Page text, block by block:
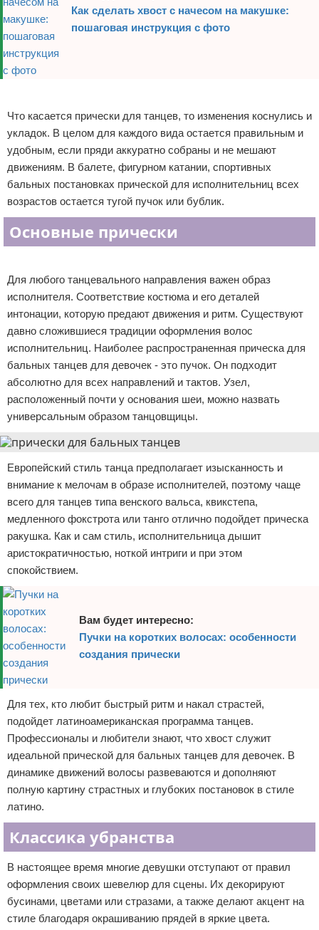
Как сделать хвост с начесом на макушке:
пошаговая инструкция с фото
Что касается прически для танцев, то изменения коснулись и
укладок. В целом для каждого вида остается правильным и
удобным, если пряди аккуратно собраны и не мешают
движениям. В балете, фигурном катании, спортивных
бальных постановках прической для исполнительниц всех
возрастов остается тугой пучок или бублик.
Основные прически
Для любого танцевального направления важен образ
исполнителя. Соответствие костюма и его деталей
интонации, которую предают движения и ритм. Существуют
давно сложившиеся традиции оформления волос
исполнительниц. Наиболее распространенная прическа для
бальных танцев для девочек - это пучок. Он подходит
абсолютно для всех направлений и тактов. Узел,
расположенный почти у основания шеи, можно назвать
универсальным образом танцовщицы.
Европейский стиль танца предполагает изысканность и
внимание к мелочам в образе исполнителей, поэтому чаще
всего для танцев типа венского вальса, квикстепа,
медленного фокстрота или танго отлично подойдет прическа
ракушка. Как и сам стиль, исполнительница дышит
аристократичностью, ноткой интриги и при этом
спокойствием.
Вам будет интересно:
Пучки на коротких волосах: особенности
создания прически
Для тех, кто любит быстрый ритм и накал страстей,
подойдет латиноамериканская программа танцев.
Профессионалы и любители знают, что хвост служит
идеальной прической для бальных танцев для девочек. В
динамике движений волосы развеваются и дополняют
полную картину страстных и глубоких постановок в стиле
латино.
Классика убранства
В настоящее время многие девушки отступают от правил
оформления своих шевелюр для сцены. Их декорируют
бусинами, цветами или стразами, а также делают акцент на
стиле благодаря окрашиванию прядей в яркие цвета.